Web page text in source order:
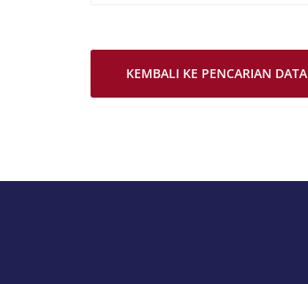
KEMBALI KE PENCARIAN DATA